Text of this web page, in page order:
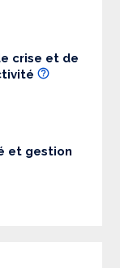
crise et de
et gestion